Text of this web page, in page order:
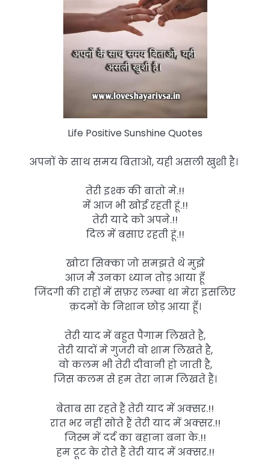
Life Positive Sunshine Quotes
अपनों के साथ समय बिताओ, यही असली खुशी है। ‍‍‍
तेरी इश्क की बातो मे.!!
में आज भी खोई रहती हूं.!!
तेरी यादे को अपने.!!
दिल में बसाए रहती हूं.!!
खोटा सिक्का जो समझते थे मुझे
आज मैं उनका ध्यान तोड़ आया हूँ
जिंदगी की राहों में सफ़र लम्बा था मेरा इसलिए
क़दमों के निशान छोड़ आया हूँ।
तेरी याद में बहुत पैगाम लिखते है,
तेरी यादों मे गुजरी वो शाम लिखते है,
वो कलम भी तेरी दीवानी हो जाती है,
जिस कलम से हम तेरा नाम लिखते हैं।
बेताब सा रहते हैं तेरी याद में अक्सर.!!
रात भर नहीं सोते हैं तेरी याद में अक्सर.!!
जिस्म में दर्द का बहाना बना के.!!
हम टूट के रोते हैं तेरी याद में अक्सर.!!